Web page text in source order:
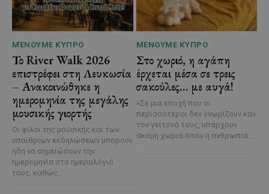
ΜΈΝΟΥΜΕ ΚΎΠΡΟ
Το River Walk 2026
επιστρέφει στη Λευκωσία
– Ανακοινώθηκε η
ημερομηνία της μεγάλης
μουσικής γιορτής
Οι φίλοι της μουσικής και των
υπαίθριων εκδηλώσεων μπορούν
ήδη να σημειώσουν την
ημερομηνία στο ημερολόγιό
τους, καθώς...
ΜΈΝΟΥΜΕ ΚΎΠΡΟ
Στο χωριό, η αγάπη
έρχεται μέσα σε τρεις
σακούλες… με αυγά!
«Σε μια εποχή που οι
περισσότεροι δεν γνωρίζουν καν
τον γείτονά τους, υπάρχουν
ακόμη χωριά όπου η ανθρωπιά...